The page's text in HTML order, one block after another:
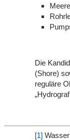
Die
(Shore)
reguläre
[1]